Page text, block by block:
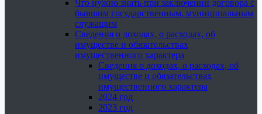
Что нужно знать при заключении договора с
бывшим государственным, муниципальным
служащим
Сведения о доходах, о расходах, об
имуществе и обязательствах
имущественного характера
Сведения о доходах, о расходах, об
имуществе и обязательствах
имущественного характера
2024 год
2023 год